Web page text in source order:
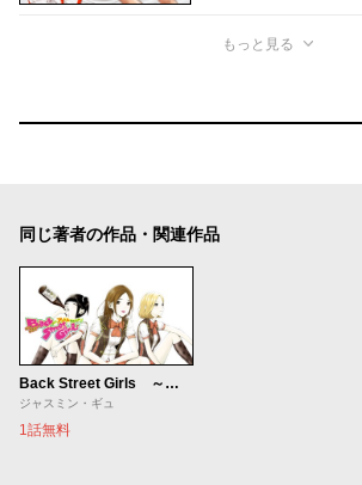
もっと見る
同じ著者の作品・関連作品
Back Street Girls ～ゴクドルズ～
ジャスミン・ギュ
1話無料